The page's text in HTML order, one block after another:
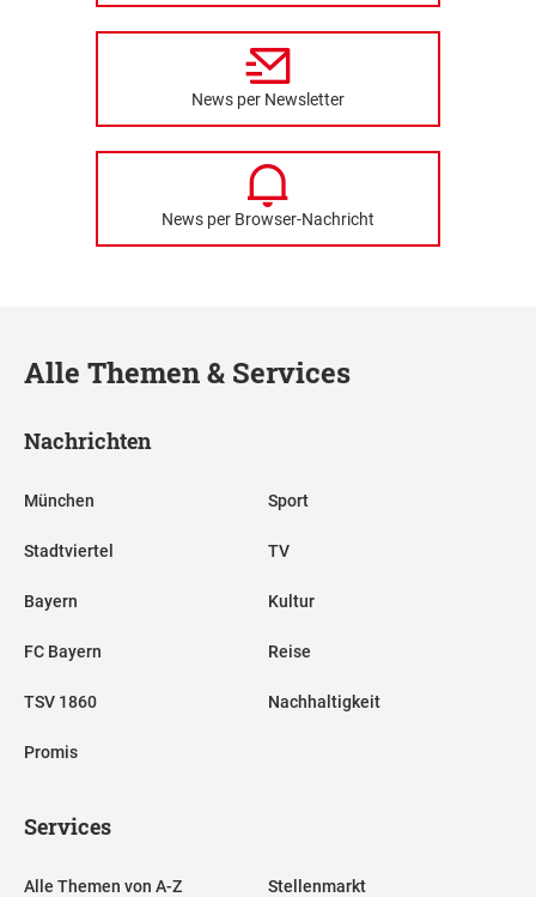
News per Newsletter
News per Browser-Nachricht
Alle Themen & Services
Nachrichten
München
Stadtviertel
Bayern
FC Bayern
TSV 1860
Promis
Sport
TV
Kultur
Reise
Nachhaltigkeit
Services
Alle Themen von A-Z Stellenmarkt